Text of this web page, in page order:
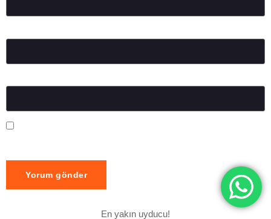
En yakın uyducu!